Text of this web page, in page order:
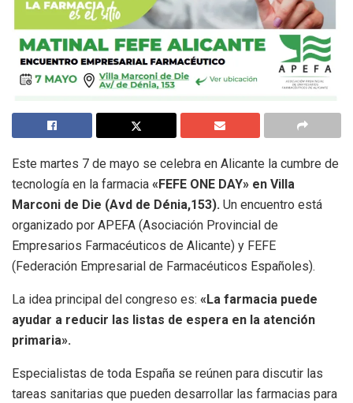
Este martes 7 de mayo se celebra en Alicante la cumbre de
tecnología en la farmacia «FEFE ONE DAY» en Villa
Marconi de Die (Avd de Dénia,153). Un encuentro está
organizado por APEFA (Asociación Provincial de
Empresarios Farmacéuticos de Alicante) y FEFE
(Federación Empresarial de Farmacéuticos Españoles).
La idea principal del congreso es: «La farmacia puede
ayudar a reducir las listas de espera en la atención
primaria».
Especialistas de toda España se reúnen para discutir las
tareas sanitarias que pueden desarrollar las farmacias para